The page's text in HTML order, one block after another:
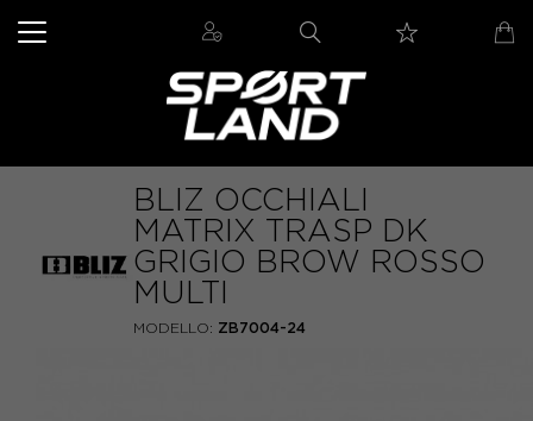
BLIZ OCCHIALI
MATRIX TRASP DK
GRIGIO BROW ROSSO
MULTI
MODELLO: ZB7004-24